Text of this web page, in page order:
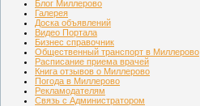
Блог Миллерово
Галерея
Доска объявлений
Видео Портала
Бизнес справочник
Общественный транспорт в Миллерово
Расписание приема врачей
Книга отзывов о Миллерово
Погода в Миллерово
Рекламодателям
Связь с Администратором